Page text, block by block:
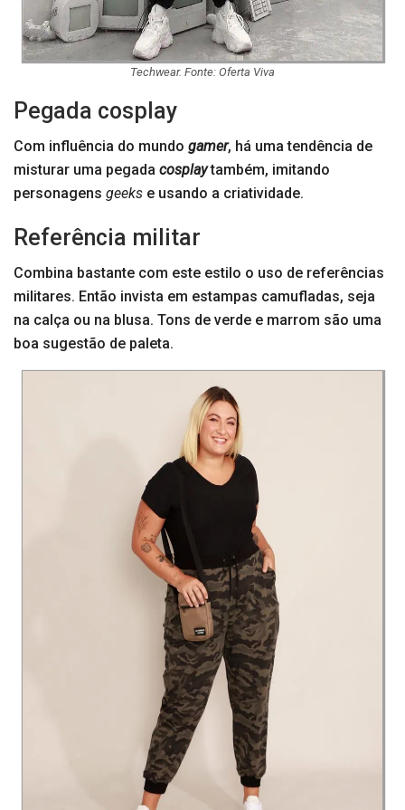
Techwear. Fonte: Oferta Viva
Pegada cosplay
Com influência do mundo gamer, há uma tendência de
misturar uma pegada cosplay também, imitando
personagens geeks e usando a criatividade.
Referência militar
Combina bastante com este estilo o uso de referências
militares. Então invista em estampas camufladas, seja
na calça ou na blusa. Tons de verde e marrom são uma
boa sugestão de paleta.